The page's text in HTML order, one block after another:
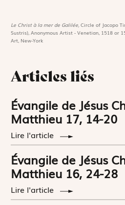
Le Christ à la mer de Galilée,Circle of Jacopo
Sustris), Anonymous Artist - Venetian, 1518 or
Art, New-York
Articles liés
Évangile de Jésus
Matthieu 17, 14-20
Lire l'article
Évangile de Jésus
Matthieu 16, 24-28
Lire l'article